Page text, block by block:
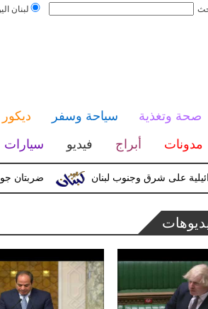
لبنان
صحة وتغذية سياحة وسفر
ديكور
مدونات أبراج فيديو سيارات
ضربتان جويتان